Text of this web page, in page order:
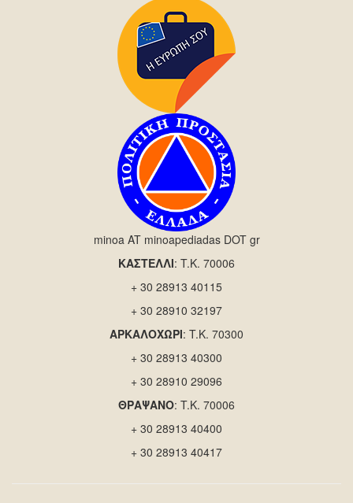
minoa AT minoapediadas DOT gr
ΚΑΣΤΕΛΛΙ: T.K. 70006
+ 30 28913 40115
+ 30 28910 32197
ΑΡΚΑΛΟΧΩΡΙ: T.K. 70300
+ 30 28913 40300
+ 30 28910 29096
ΘΡΑΨΑΝΟ: T.K. 70006
+ 30 28913 40400
+ 30 28913 40417